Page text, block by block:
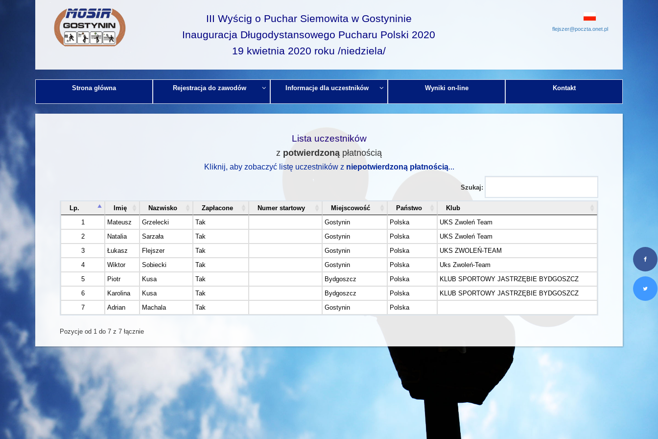
III Wyścig o Puchar Siemowita w Gostyninie
Inauguracja Długodystansowego Pucharu Polski 2020
19 kwietnia 2020 roku /niedziela/
flejszer@poczta.onet.pl
Strona główna Rejestracja do zawodów Informacje dla uczestników Wyniki on-line Kontakt
Lista uczestników
z potwierdzoną płatnością
Kliknij, aby zobaczyć listę uczestników z niepotwierdzoną płatnością...
Szukaj:
Lp. Imię Nazwisko Zapłacone Numer startowy Miejscowość Państwo
Klub
1
Mateusz Grzelecki Tak Gostynin Polska
UKS Zwoleń Team
2
Natalia Sarzała Tak Gostynin Polska
UKS Zwoleń Team
3
Łukasz Flejszer Tak Gostynin Polska
UKS ZWOLEŃ-TEAM
4
Wiktor Sobiecki Tak Gostynin Polska
Uks Zwoleń-Team
5
Piotr Kusa Tak Bydgoszcz Polska
KLUB SPORTOWY JASTRZĘBIE BYDGOSZCZ
6
Karolina Kusa Tak Bydgoszcz Polska
KLUB SPORTOWY JASTRZĘBIE BYDGOSZCZ
7
Adrian Machala Tak Gostynin Polska
Pozycje od 1 do 7 z 7 łącznie